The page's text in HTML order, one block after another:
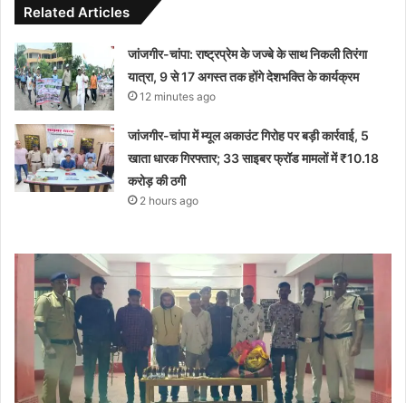
Related Articles
जांजगीर-चांपा: राष्ट्रप्रेम के जज्बे के साथ निकली तिरंगा
यात्रा, 9 से 17 अगस्त तक होंगे देशभक्ति के कार्यक्रम
12 minutes ago
जांजगीर-चांपा में म्यूल अकाउंट गिरोह पर बड़ी कार्रवाई, 5
खाता धारक गिरफ्तार; 33 साइबर फ्रॉड मामलों में ₹10.18
करोड़ की ठगी
2 hours ago